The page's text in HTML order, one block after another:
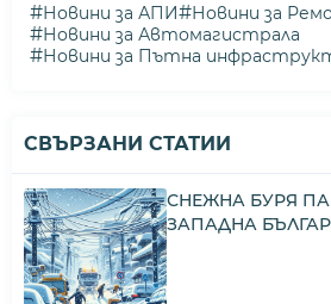
#Новини за АПИ#Новини за
#Новини за Автомагистрала
#Новини за Пътна
СВЪРЗАНИ СТАТИИ
СНЕЖНА БУРЯ
ЗАПАДНА